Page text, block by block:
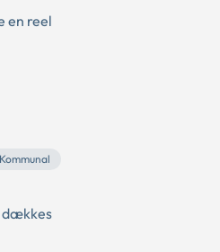
en reel
Kommunal
dækkes